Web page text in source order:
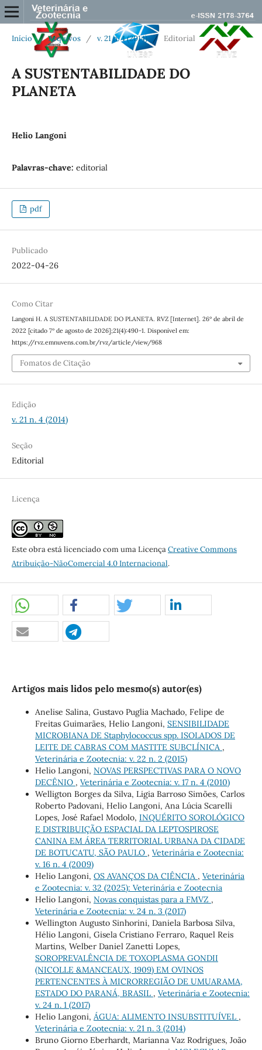
Início / Arquivos / v. 21 n. 4 (2014) / Editorial
A SUSTENTABILIDADE DO
PLANETA
Helio Langoni
Palavras-chave: editorial
pdf
Publicado
2022-04-26
Como Citar
Langoni H. A SUSTENTABILIDADE DO PLANETA. RVZ [Internet]. 26º de abril de
2022 [citado 7º de agosto de 2026];21(4):490-1. Disponível em:
https://rvz.emnuvens.com.br/rvz/article/view/968
Fomatos de Citação
Edição
v. 21 n. 4 (2014)
Seção
Editorial
Licença
Este obra está licenciado com uma LicençaCreative Commons
Atribuição-NãoComercial 4.0 Internacional.
Artigos mais lidos pelo mesmo(s) autor(es)
Anelise Salina, Gustavo Puglia Machado, Felipe de
Freitas Guimarães, Helio Langoni, SENSIBILIDADE
MICROBIANA DE Staphylococcus spp. ISOLADOS DE
LEITE DE CABRAS COM MASTITE SUBCLÍNICA ,
Veterinária e Zootecnia: v. 22 n. 2 (2015)
Helio Langoni, NOVAS PERSPECTIVAS PARA O NOVO
DECÊNIO , Veterinária e Zootecnia: v. 17 n. 4 (2010)
Welligton Borges da Silva, Ligia Barroso Simões, Carlos
Roberto Padovani, Helio Langoni, Ana Lúcia Scarelli
Lopes, José Rafael Modolo, INQUÉRITO SOROLÓGICO
E DISTRIBUIÇÃO ESPACIAL DA LEPTOSPIROSE
CANINA EM ÁREA TERRITORIAL URBANA DA CIDADE
DE BOTUCATU, SÃO PAULO , Veterinária e Zootecnia:
v. 16 n. 4 (2009)
Helio Langoni, OS AVANÇOS DA CIÊNCIA , Veterinária
e Zootecnia: v. 32 (2025): Veterinária e Zootecnia
Helio Langoni, Novas conquistas para a FMVZ ,
Veterinária e Zootecnia: v. 24 n. 3 (2017)
Wellington Augusto Sinhorini, Daniela Barbosa Silva,
Hélio Langoni, Gisela Cristiano Ferraro, Raquel Reis
Martins, Welber Daniel Zanetti Lopes,
SOROPREVALÊNCIA DE TOXOPLASMA GONDII
(NICOLLE &MANCEAUX, 1909) EM OVINOS
PERTENCENTES À MICRORREGIÃO DE UMUARAMA,
ESTADO DO PARANÁ, BRASIL , Veterinária e Zootecnia:
v. 24 n. 1 (2017)
Helio Langoni, ÁGUA: ALIMENTO INSUBSTITUÍVEL ,
Veterinária e Zootecnia: v. 21 n. 3 (2014)
Bruno Giorno Eberhardt, Marianna Vaz Rodrigues, João